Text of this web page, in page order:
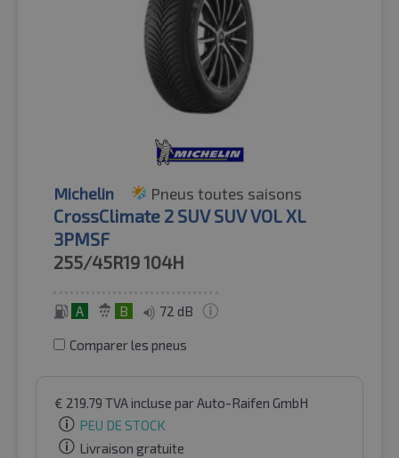
Michelin Pneus toutes saisons
CrossClimate 2 SUV SUV VOL XL
3PMSF
255/45R19104H
A B 72 dB
Comparer les pneus
€ 219.79 TVA incluse par Auto-Raifen GmbH
PEU DE STOCK
Livraison gratuite